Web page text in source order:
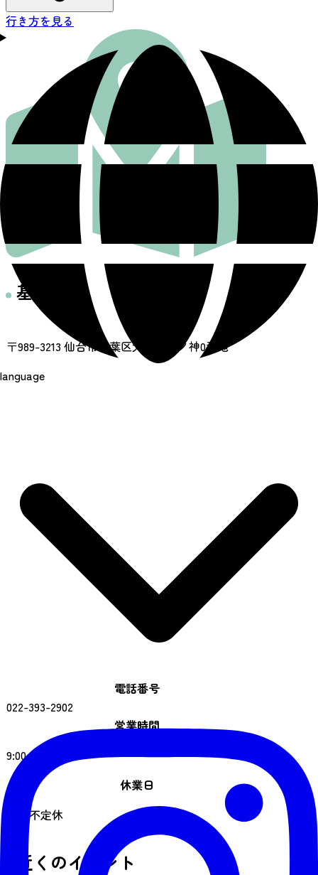
language
行き方を見る
基本情報
住所
〒989-3213 仙台市青葉区大倉字斉ノ神0番地
電話番号
022-393-2902
営業時間
9:00～日没
休業日
平日不定休
近くのイベント